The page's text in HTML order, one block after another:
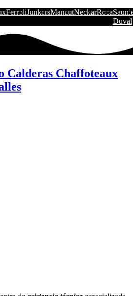
FerroliJunkersManautNeckarRocaSaunier
Duval
Calderas Chaffoteaux